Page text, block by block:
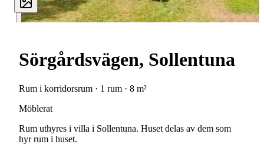
Sörgårdsvägen, Sollentuna
Rum i korridorsrum · 1 rum · 8 m²
Möblerat
Rum uthyres i villa i Sollentuna. Huset delas av dem som
hyr rum i huset.